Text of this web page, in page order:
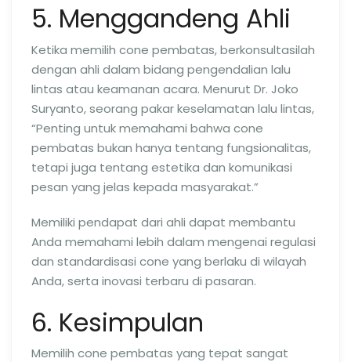
5. Menggandeng Ahli
Ketika memilih cone pembatas, berkonsultasilah
dengan ahli dalam bidang pengendalian lalu
lintas atau keamanan acara. Menurut Dr. Joko
Suryanto, seorang pakar keselamatan lalu lintas,
“Penting untuk memahami bahwa cone
pembatas bukan hanya tentang fungsionalitas,
tetapi juga tentang estetika dan komunikasi
pesan yang jelas kepada masyarakat.”
Memiliki pendapat dari ahli dapat membantu
Anda memahami lebih dalam mengenai regulasi
dan standardisasi cone yang berlaku di wilayah
Anda, serta inovasi terbaru di pasaran.
6. Kesimpulan
Memilih cone pembatas yang tepat sangat